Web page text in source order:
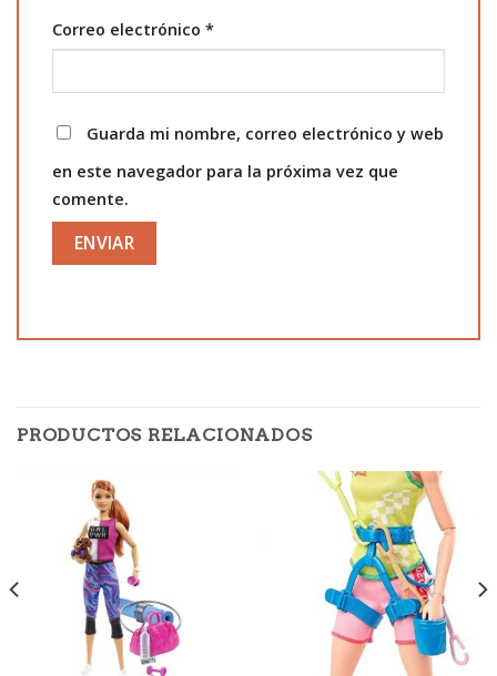
Correo electrónico *
Guarda mi nombre, correo electrónico y web
en este navegador para la próxima vez que
comente.
PRODUCTOS RELACIONADOS